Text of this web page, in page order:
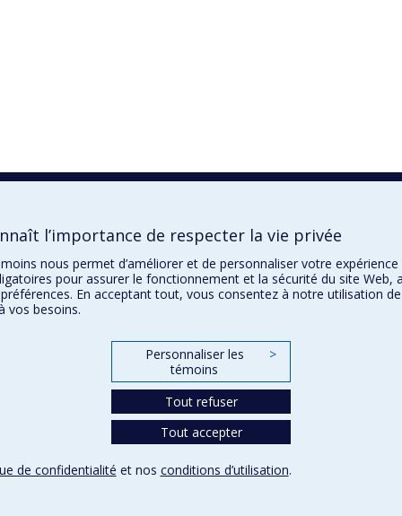
l’importance de respecter la vie privée
nous permet d’améliorer et de personnaliser votre expérience
pour assurer le fonctionnement et la sécurité du site Web,
En acceptant tout, vous consentez à notre utilisation
vos besoins.
Personnaliser les
témoins
>
Tout refuser
Tout accepter
de confidentialité et nos conditions d’utilisation.